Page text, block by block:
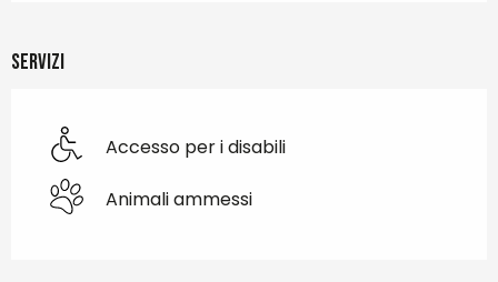
Servizi
Accesso per i disabili
Animali ammessi